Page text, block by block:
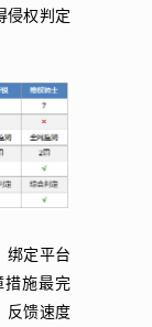
侵权判定
绑定平台
措施最完
反馈速度